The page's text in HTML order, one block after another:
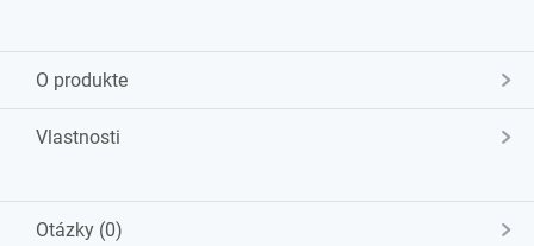
O produkte
Vlastnosti
Otázky (0)